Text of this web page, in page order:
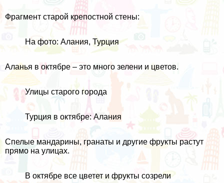
Фрагмент старой крепостной стены:
На фото: Алания, Турция
Аланья в октябре – это много зелени и цветов.
Улицы старого города
Турция в октябре: Алания
Спелые мандарины, гранаты и другие фрукты растут
прямо на улицах.
В октябре все цветет и фрукты созрели